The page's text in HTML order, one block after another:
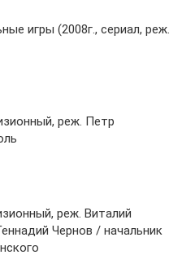
игры (2008г., сериал, реж.
реж. Петр
реж. Виталий
Чернов / начальник